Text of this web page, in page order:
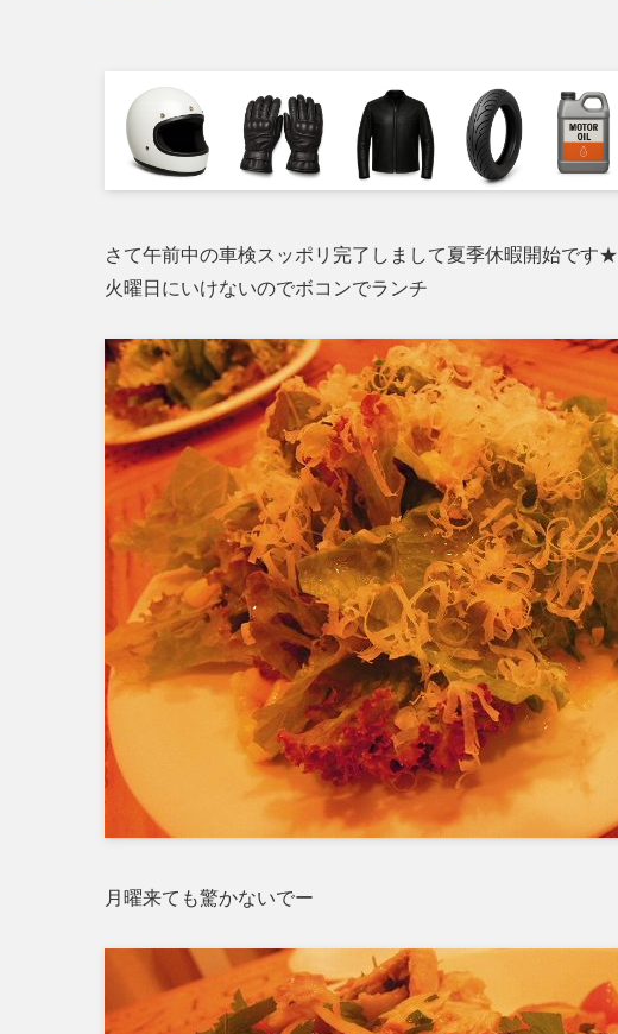
さて午前中の車検スッポリ完了しまして夏季休暇開始です★
火曜日にいけないのでボコンでランチ
月曜来ても驚かないでー